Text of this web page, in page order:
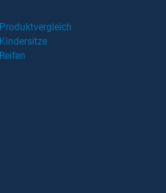
Produktvergleich
Kindersitze
Reifen